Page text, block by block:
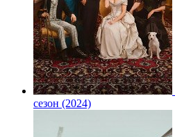
сезон (2024)